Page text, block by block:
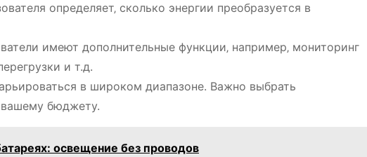
определяет‚ сколько энергии преобразуется в
имеют дополнительные функции‚ например‚ мониторинг
и т.д.
в широком диапазоне. Важно выбрать
вашему бюджету.
освещение без проводов